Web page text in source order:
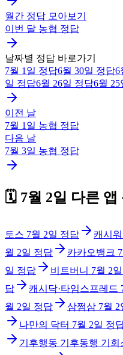
월간 정답 모아보기
이번 달 농협 정답
날짜별 정답 바로가기
7월 1일 정답6월 30일 정답6
일 정답6월 26일 정답6월 25
이전 날
7월 1일 농협 정답
다음 날
7월 3일 농협 정답
🗓️ 7월 2일 다른 앱
토스 7월 2일 정답 캐시
월 2일 정답 카카오뱅크
일 정답 비트버니 7월 2일
답
캐시닥·타임스프레드
월 2일 정답 삼쩜삼 7월 2
나만의 닥터 7월 2일 정
기후행동 기후동행 기회